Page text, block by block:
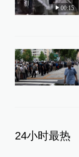
00:15
24小时最热